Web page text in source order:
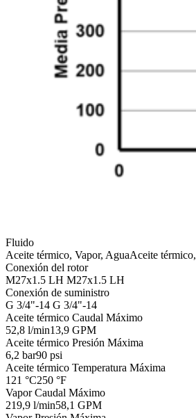
Fluido
Aceite térmico, Vapor, AguaAceite
Conexión del rotor
M27x1.5 LH M27x1.5 LH
Conexión de suministro
G 3/4"-14 G 3/4"-14
Aceite térmico Caudal Máximo
52,8 l/min13,9 GPM
Aceite térmico Presión Máxima
6,2 bar90 psi
Aceite térmico Temperatura Máxima
121 °C250 °F
Vapor Caudal Máximo
219,9 l/min58,1 GPM